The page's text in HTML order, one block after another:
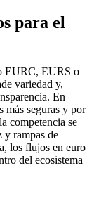
para el
EURC, EURS o
variedad y,
En
más seguras y por
competencia se
y rampas de
los flujos en euro
del ecosistema